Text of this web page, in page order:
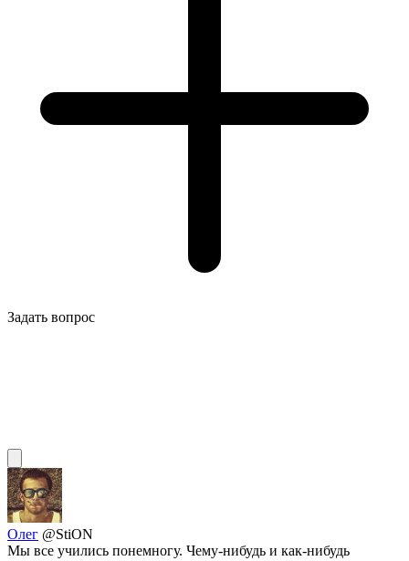
Задать вопрос
Олег @StiON
Мы все учились понемногу. Чему-нибудь и как-нибудь